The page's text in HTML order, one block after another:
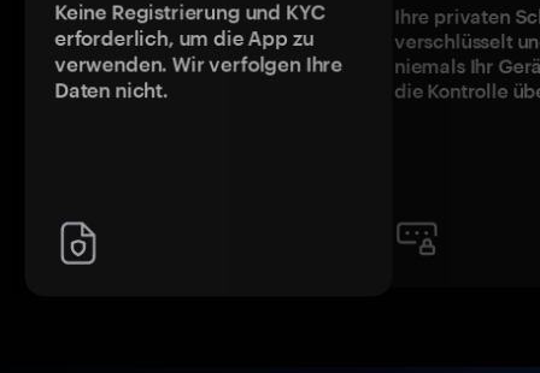
Keine Registrierung und KYC
erforderlich, um die App zu
verwenden. Wir verfolgen Ihre
Daten nicht.
Ihre privaten
verschlüsselt
niemals Ihr
die Kontrolle